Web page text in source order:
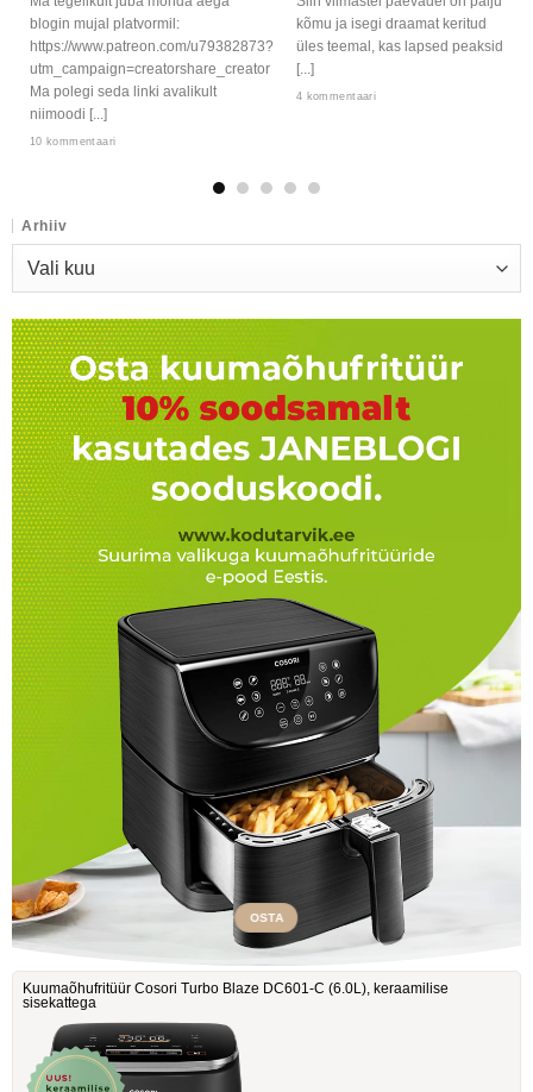
blogin mujal platvormil:
https://www.patreon.com/u79382873?
utm_campaign=creatorshare_creator
Ma polegi seda linki avalikult
niimoodi [...]
10 kommentaari
kõmu ja isegi draamat keritud
üles teemal, kas lapsed peaksid
[...]
4 kommentaari
Arhiiv
Arhiiv
OSTA
Kuumaõhufritüür Cosori Turbo Blaze DC601-C ‎(6.0L), keraamilise
sisekattega